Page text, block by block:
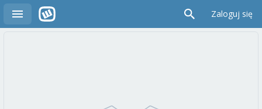
Zaloguj się